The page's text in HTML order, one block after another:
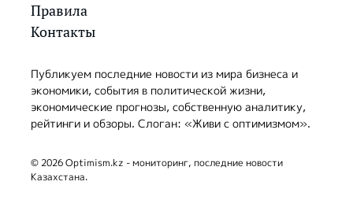
Правила
Контакты
Публикуем последние новости из мира бизнеса и
экономики, события в политической жизни,
экономические прогнозы, собственную аналитику,
рейтинги и обзоры. Слоган: «Живи с оптимизмом».
© 2026 Optimism.kz - мониторинг, последние новости
Казахстана.